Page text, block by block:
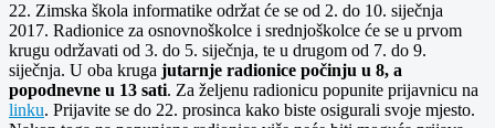
22. Zimska škola informatike održat će se od 2. do 10. siječnja
2017. Radionice za osnovnoškolce i srednjoškolce će se u prvom
krugu održavati od 3. do 5. siječnja, te u drugom od 7. do 9.
siječnja. U oba kruga jutarnje radionice počinju u 8, a
popodnevne u 13 sati. Za željenu radionicu popunite prijavnicu na
linku. Prijavite se do 22. prosinca kako biste osigurali svoje mjesto.